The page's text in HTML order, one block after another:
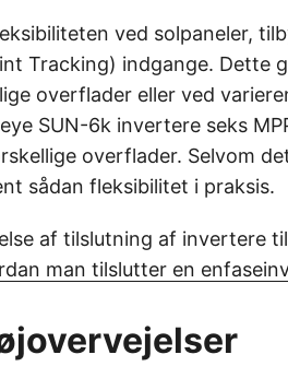
ved solpaneler,
Tracking) indgange. Dette
overflader eller ved
SUN-6k invertere seks
overflader. Selvom
sådan fleksibilitet i praksis.
af tilslutning af invertere
man tilslutter en